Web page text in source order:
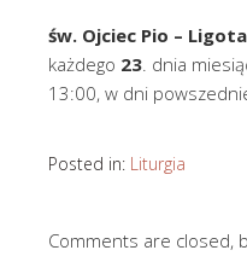
św. Ojciec Pio –
każdego 23. dnia
13:00, w dni
Posted in: Liturgia
Comments are closed,